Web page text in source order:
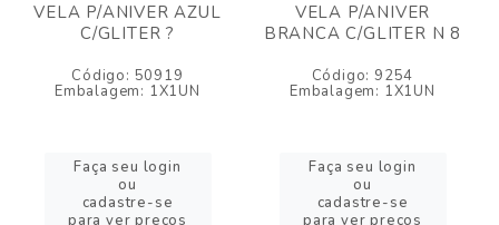
VELA P/ANIVER AZUL
C/GLITER ?
Código: 50919
Embalagem: 1X1UN
Faça seu login
ou
cadastre-se
para ver preços
VELA P/ANIVER
BRANCA C/GLITER N 8
Código: 9254
Embalagem: 1X1UN
Faça seu login
ou
cadastre-se
para ver preços